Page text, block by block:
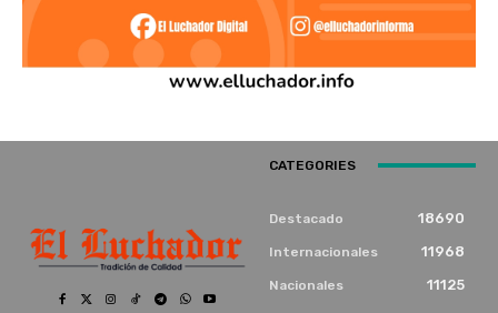
CATEGORIES
Destacado 18690
Internacionales 11968
Nacionales 11125